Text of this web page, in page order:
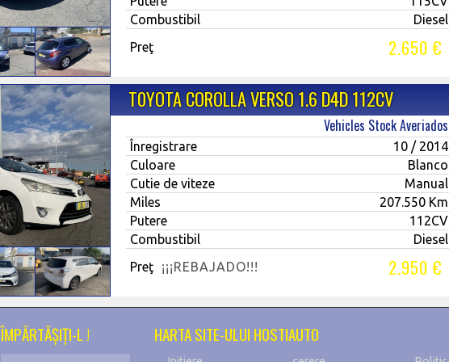
Combustibil
Diesel
Preţ
2.650 €
T0YOTA COROLLA VERSO 1.6 D4D 112CV
Vehicles Stock Averiados
Înregistrare
10 / 2014
Culoare
Blanco
Cutie de viteze
Manual
Miles
207.550 Km
Putere
112CV
Combustibil
Diesel
Preţ
¡¡¡REBAJADO!!! 2.950 €
ÎMPĂRTĂŞIŢI-L ! HARTA SITE-ULUI HOSTIAUTO